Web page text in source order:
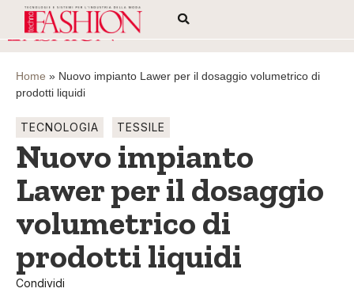
Home » Nuovo impianto Lawer per il dosaggio volumetrico di
prodotti liquidi
TECNOLOGIA TESSILE
Nuovo impianto
Lawer per il dosaggio
volumetrico di
prodotti liquidi
Condividi